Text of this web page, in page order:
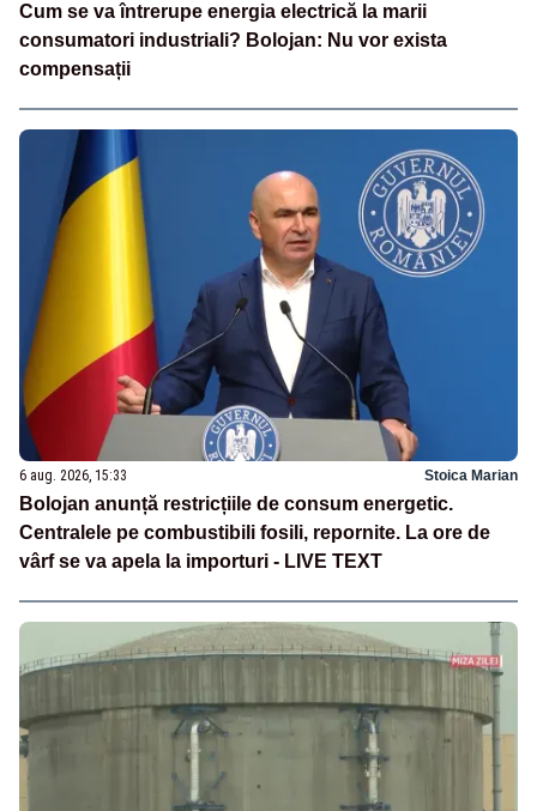
Cum se va întrerupe energia electrică la marii
consumatori industriali? Bolojan: Nu vor exista
compensații
6 aug. 2026, 15:33 Stoica Marian
Bolojan anunță restricțiile de consum energetic.
Centralele pe combustibili fosili, repornite. La ore de
vârf se va apela la importuri - LIVE TEXT